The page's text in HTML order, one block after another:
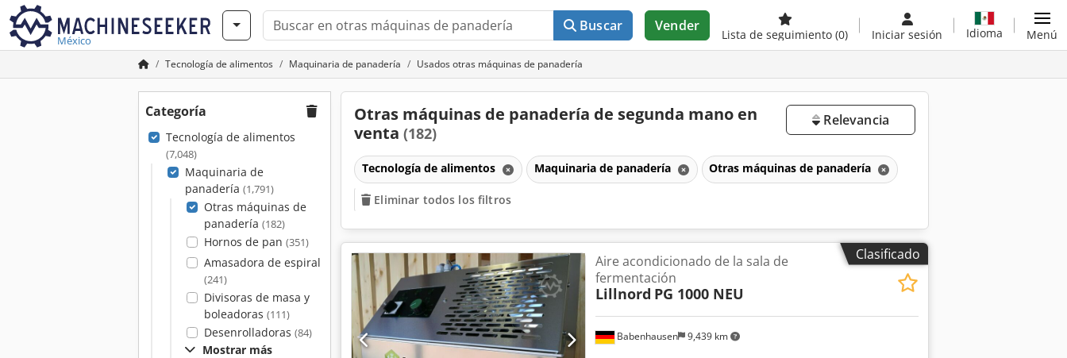
México
Buscar Vender
Lista de seguimiento (0) Iniciar sesión Idioma Menú
Tecnología de alimentos Maquinaria de panadería Usados otras máquinas de panadería
Categoría
Tecnología de alimentos
(7,048)
Maquinaria de
panadería (1,791)
Otras máquinas de
panadería (182)
Hornos de pan (351)
Amasadora de espiral
(241)
Divisoras de masa y
boleadoras (111)
Desenrolladoras (84)
Mostrar más
Otras máquinas de panadería de segunda mano en
venta (182)
Relevancia
Tecnología de alimentos Maquinaria de panadería Otras máquinas de panadería
Eliminar todos los filtros
Clasificado
Babenhausen 9,439 km
Aire acondicionado de la sala de
fermentación
Lillnord PG 1000 NEU